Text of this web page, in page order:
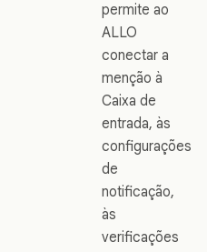
permite ao
ALLO
conectar a
menção à
Caixa de
entrada, às
configurações
de
notificação,
às
verificações